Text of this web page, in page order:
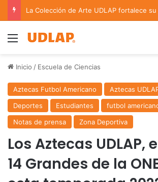
Menu
Inicio / Escuela de Ciencias
Aztecas Futbol Americano Aztecas
Deportes
Estudiantes
futbol
Notas de prensa
Zona Deportiva
Los Aztecas UDLAP,
14 Grandes de la